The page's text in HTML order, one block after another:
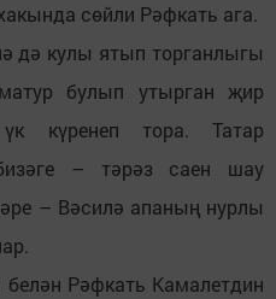
сөйли Рәфкать ага.
дә кулы ятып торганлыгы
булып утырган җир
үк күренеп тора. Татар
– тәрәз саен шау
– Вәсилә апаның нурлы
Рәфкать Камалетдин